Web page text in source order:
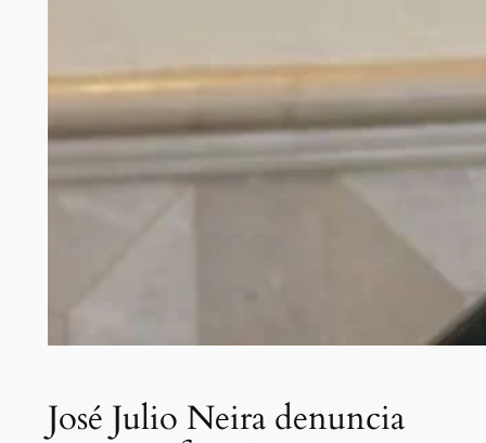
José Julio Neira denuncia